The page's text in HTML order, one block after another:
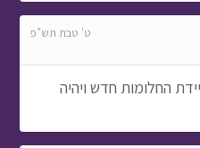
ט' טבת תש"פ
החלומות חדש ויהיה